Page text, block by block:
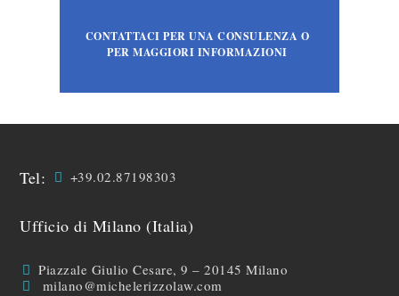
CONTATTACI PER UNA CONSULENZA O
PER MAGGIORI INFORMAZIONI
Tel: +39.02.87198303
Ufficio di Milano (Italia)
Piazzale Giulio Cesare, 9 – 20145 Milano
milano@michelerizzolaw.com